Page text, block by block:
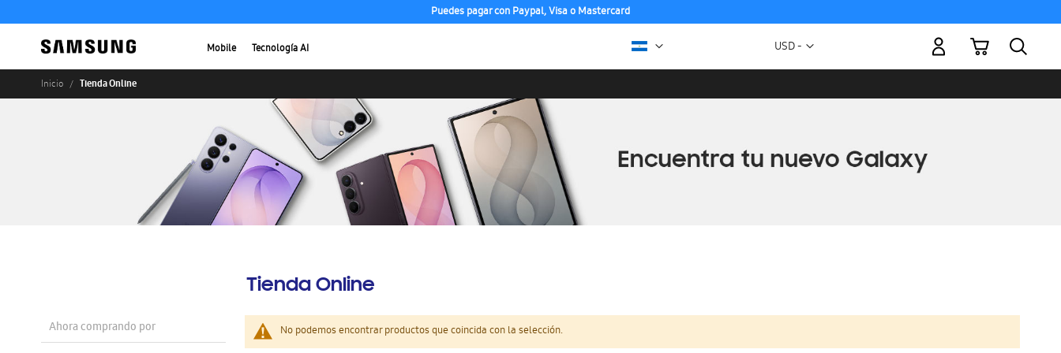
Puedes pagar con Paypal, Visa o Mastercard
Mobile Tecnología AI Moneda
USD -
Mi carrito
Inicio Tienda Online
Tienda Online
No podemos encontrar productos que coincida con la selección.
Ahora comprando por